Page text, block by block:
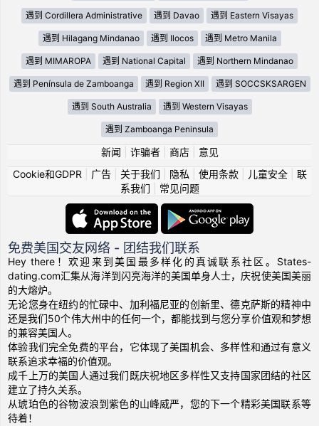
遇到 Cordillera Administrative 遇到 Davao 遇到 Eastern Visayas
遇到 Hilagang Mindanao 遇到 Ilocos 遇到 Metro Manila
遇到 MIMAROPA 遇到 National Capital 遇到 Northern Mindanao
遇到 Península de Zamboanga 遇到 Region XII 遇到 SOCCSKSARGEN
遇到 South Australia 遇到 Western Visayas
遇到 Zamboanga Peninsula
新闻 诈骗者| 商店| 意见
Cookie和GDPR
广告| 关于我们 隐私 使用条款| 儿童安全| 联
系我们
常见问题
免费美国交友网络 - 团结我们联系
Hey there！欢迎来到美国最多样化的真诚联系社区。States-
dating.com汇集从海洋到闪亮海洋的美国单身人士，庆祝使美国美丽
的大熔炉。
无论您身在纽约的忙碌中、加利福尼亚的创新里、德克萨斯的精神中
还是我们50个伟大州中的任何一个，都能找到与您分享价值观和梦想
的兼容美国人。
体验我们完全免费的平台，它体现了美国机会、多样性和通过有意义
联系追求幸福的价值观。
成千上万的美国人通过我们既庆祝地区多样性又支持国家团结的社区
建立了持久关系。
从琥珀色的谷物波浪到紫色的山峰威严，您的下一个精彩美国联系等
待着！